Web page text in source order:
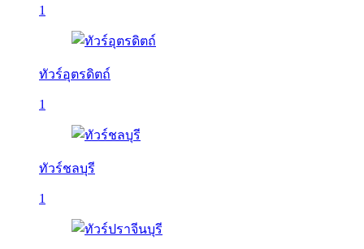
1
ทัวร์อุตรดิตถ์
1
ทัวร์ชลบุรี
1